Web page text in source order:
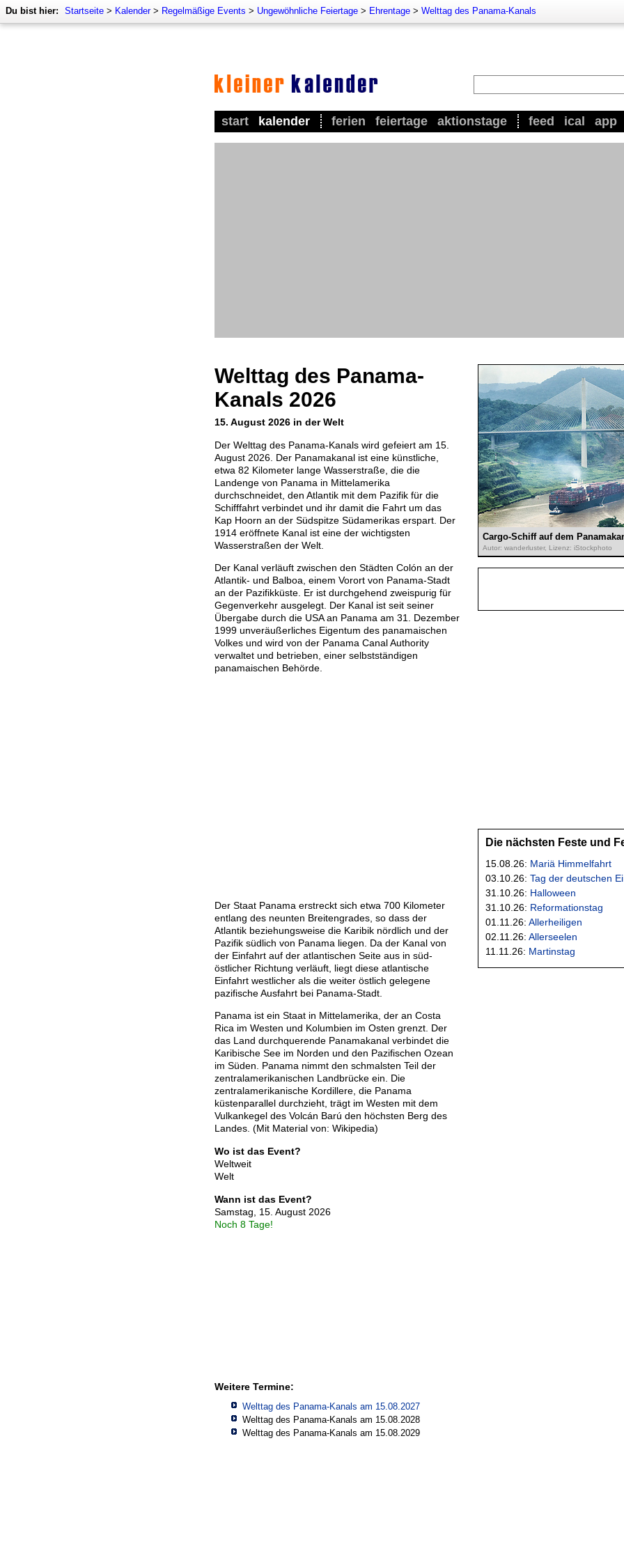
Du bist hier: Startseite > Kalender> Regelmäßige Events > Ungewöhnliche Feiertage > Ehrentage > Welttag des Panama-Kanals
start kalender ferien feiertage aktionstage feed ical app
Welttag des Panama-
Kanals 2026
15. August 2026 in der Welt
Cargo-Schiff auf dem
Autor: wanderluster, Lizenz: iStockphoto
Der Welttag des Panama-Kanals wird gefeiert am 15.
August 2026. Der Panamakanal ist eine künstliche,
etwa 82 Kilometer lange Wasserstraße, die die
Landenge von Panama in Mittelamerika
durchschneidet, den Atlantik mit dem Pazifik für die
Schifffahrt verbindet und ihr damit die Fahrt um das
Kap Hoorn an der Südspitze Südamerikas erspart. Der
1914 eröffnete Kanal ist eine der wichtigsten
Wasserstraßen der Welt.
Der Kanal verläuft zwischen den Städten Colón an der
Atlantik- und Balboa, einem Vorort von Panama-Stadt
an der Pazifikküste. Er ist durchgehend zweispurig für
Gegenverkehr ausgelegt. Der Kanal ist seit seiner
Übergabe durch die USA an Panama am 31. Dezember
1999 unveräußerliches Eigentum des panamaischen
Volkes und wird von der Panama Canal Authority
verwaltet und betrieben, einer selbstständigen
panamaischen Behörde.
Der Staat Panama erstreckt sich etwa 700 Kilometer
entlang des neunten Breitengrades, so dass der
Atlantik beziehungsweise die Karibik nördlich und der
Pazifik südlich von Panama liegen. Da der Kanal von
der Einfahrt auf der atlantischen Seite aus in süd-
östlicher Richtung verläuft, liegt diese atlantische
Einfahrt westlicher als die weiter östlich gelegene
pazifische Ausfahrt bei Panama-Stadt.
Panama ist ein Staat in Mittelamerika, der an Costa
Rica im Westen und Kolumbien im Osten grenzt. Der
das Land durchquerende Panamakanal verbindet die
Karibische See im Norden und den Pazifischen Ozean
im Süden. Panama nimmt den schmalsten Teil der
zentralamerikanischen Landbrücke ein. Die
zentralamerikanische Kordillere, die Panama
küstenparallel durchzieht, trägt im Westen mit dem
Vulkankegel des Volcán Barú den höchsten Berg des
Landes. (Mit Material von: Wikipedia)
Wo ist das Event?
Weltweit
Welt
Wann ist das Event?
Samstag, 15. August 2026
Noch 8 Tage!
Weitere Termine:
Welttag des Panama-Kanals am 15.08.2027
Welttag des Panama-Kanals am 15.08.2028
Welttag des Panama-Kanals am 15.08.2029
Die nächsten Feste und
15.08.26: Mariä Himmelfahrt
03.10.26: Tag der deutschen
31.10.26: Halloween
31.10.26: Reformationstag
01.11.26: Allerheiligen
02.11.26: Allerseelen
11.11.26: Martinstag